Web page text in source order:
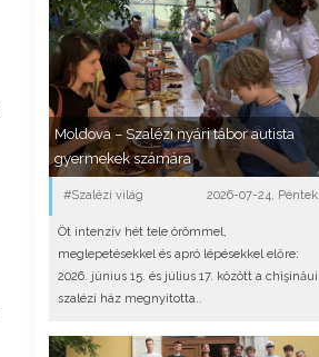
Moldova – Szalézi nyári tábor autista
gyermekek számára
#Szalézi világ 2026-07-24, Péntek
Öt intenzív hét tele örömmel,
meglepetésekkel és apró lépésekkel előre:
2026. június 15. és július 17. között a chişinăui
szalézi ház megnyitotta..